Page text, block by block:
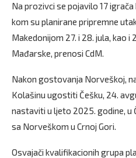
Na prozivci se pojavilo 17
kom su planirane pripremne
Makedonijom 27. i 28. jula, kao i
Mađarske, prenosi CdM.
Nakon gostovanja Norveškoj,
Kolašinu ugostiti Češku, 24.
nastaviti u ljeto 2025. godine, u
sa Norveškom u Crnoj Gori.
Osvajači kvalifikacionih grupa